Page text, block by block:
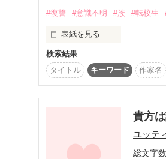
引き続き本棚inお願いします
#復讐 #意識不明 #族 #転校生
表紙を見る
ああ
検索結果
タイトル
キーワード 作家名
貴方
ユッテ
総文字